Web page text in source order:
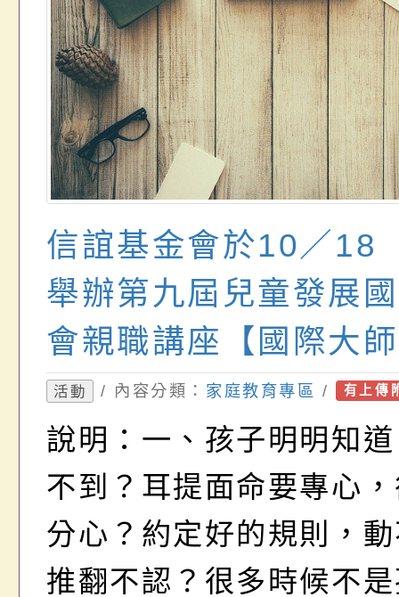
信誼基金會於10／18
舉辦第九屆兒童發展
會親職講座【國際大
對談：全面啟動孩子
的發展潛能！】家長
免費報名參加。
活動 / 內容分類： 家庭教育專區 / 有上傳
說明：一、孩子明明知
不到？耳提面命要專心
分心？約定好的規則，
推翻不認？很多時候不